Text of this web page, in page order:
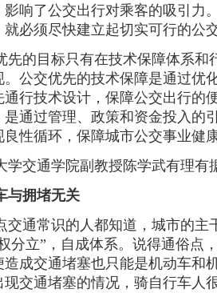
影响了公交出行对乘客的吸引力
就必须尽快建立起切实可行的公
先的目标只有在技术保障体系和
。公交优先的技术保障是通过优
通行技术设计，保障公交出行的
是通过管理、政策和资金投入的
良性循环，保障城市公交事业健
学交通学院副教授陈学武有理有
与拥堵无关
交通常识的人都知道，城市的主
分立”，自成体系。说得通俗点
造成交通堵塞也只能是机动车和
现交通堵塞的情况，骑自行车人